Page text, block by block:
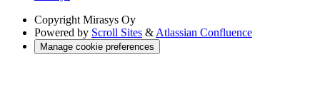
Copyright Mirasys Oy
Powered by Scroll Sites & Atlassian Confluence
Manage cookie preferences